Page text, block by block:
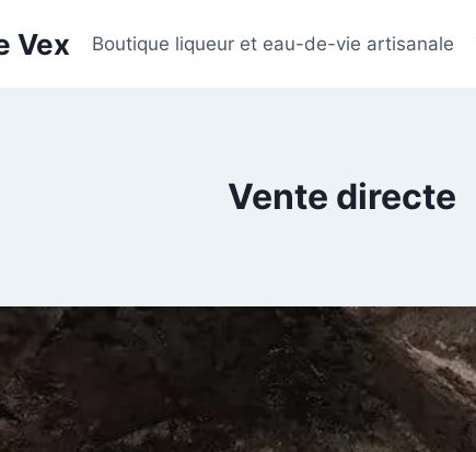
Vex Boutique liqueur et eau-de-vie artisanale
Vente directe